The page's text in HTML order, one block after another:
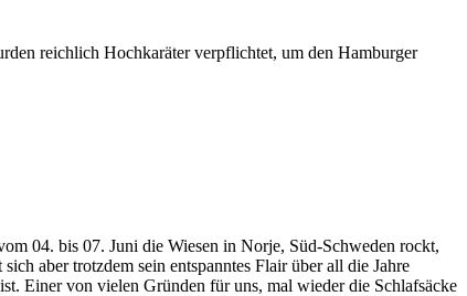
reichlich Hochkaräter verpflichtet, um den Hamburger
04. bis 07. Juni die Wiesen in Norje, Süd-Schweden rockt,
aber trotzdem sein entspanntes Flair über all die Jahre
Einer von vielen Gründen für uns, mal wieder die Schlafsäcke